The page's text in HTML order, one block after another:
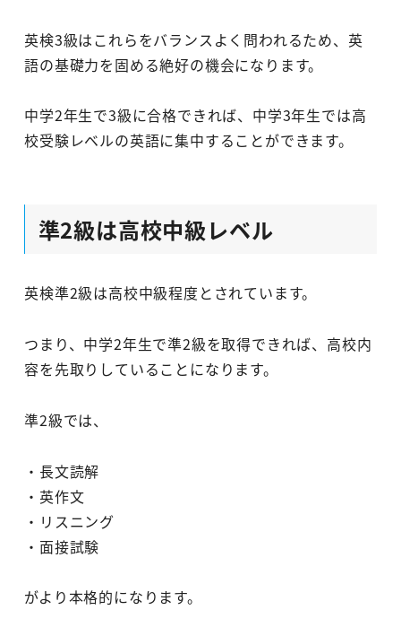
英検3級はこれらをバランスよく問われるため、英
語の基礎力を固める絶好の機会になります。
中学2年生で3級に合格できれば、中学3年生では高
校受験レベルの英語に集中することができます。
準2級は高校中級レベル
英検準2級は高校中級程度とされています。
つまり、中学2年生で準2級を取得できれば、高校内
容を先取りしていることになります。
準2級では、
・長文読解
・英作文
・リスニング
・面接試験
がより本格的になります。